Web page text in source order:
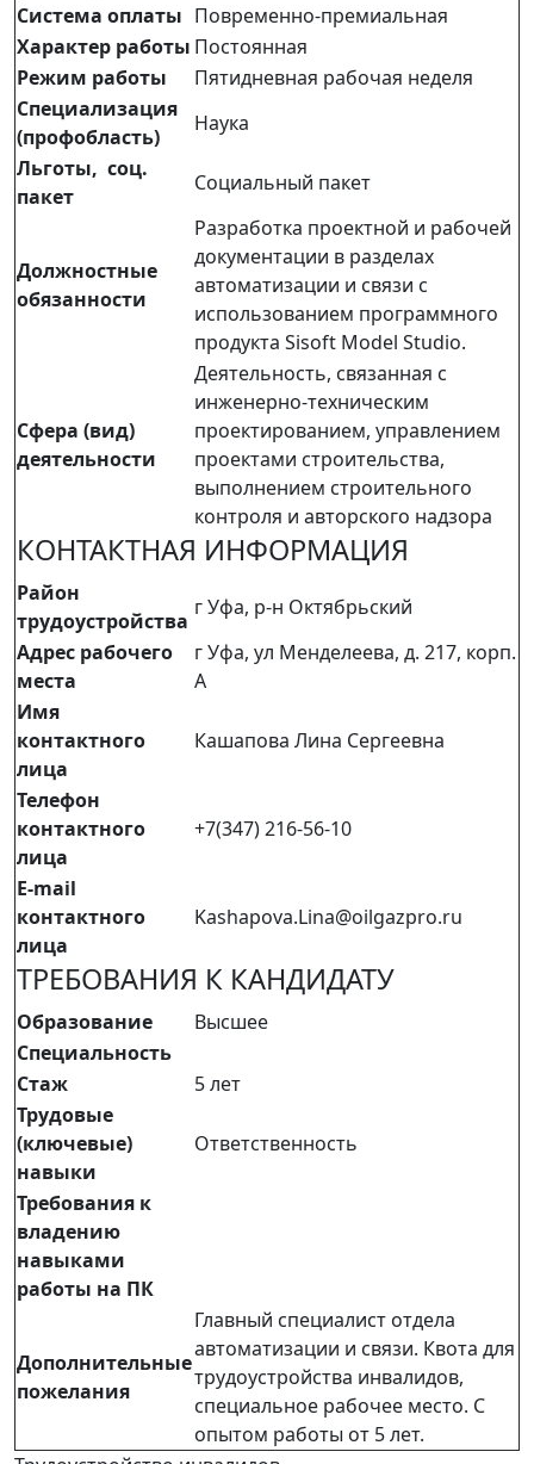
Система оплаты Повременно-премиальная
Характер работы Постоянная
Режим работы
Пятидневная рабочая неделя
Специализация
(профобласть)
Наука
Льготы, соц.
пакет
Социальный пакет
Должностные
обязанности
Разработка проектной и рабочей
документации в разделах
автоматизации и связи с
использованием программного
продукта Sisoft Model Studio.
Сфера (вид)
деятельности
Деятельность, связанная с
инженерно-техническим
проектированием, управлением
проектами строительства,
выполнением строительного
контроля и авторского надзора
КОНТАКТНАЯ ИНФОРМАЦИЯ
Район
трудоустройства
г Уфа, р-н Октябрьский
Адрес рабочего
места
г Уфа, ул Менделеева, д. 217, корп.
А
Имя
контактного
лица
Кашапова Лина Сергеевна
Телефон
контактного
лица
+7(347) 216-56-10
E-mail
контактного
лица
Kashapova.Lina@oilgazpro.ru
ТРЕБОВАНИЯ К КАНДИДАТУ
Образование
Высшее
Специальность
Стаж
5 лет
Трудовые
(ключевые)
навыки
Ответственность
Требования к
владению
навыками
работы на ПК
Дополнительные
пожелания
Главный специалист отдела
автоматизации и связи. Квота для
трудоустройства инвалидов,
специальное рабочее место. С
опытом работы от 5 лет.